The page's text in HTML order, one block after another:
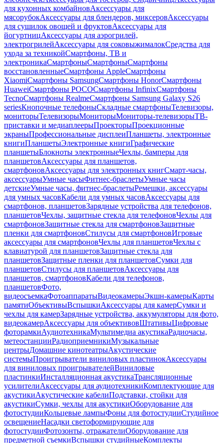
для кухонных комбайновАксессуары для
мясорубокАксессуары для блендеров, миксеровАксессуары
для сушилок овощей и фруктовАксессуары для
йогуртницАксессуары для аэрогрилей,
электрогрилейАксессуары для соковыжималокСредства для
ухода за техникойСмартфоны, ТВ и
электроникаСмартфоныСмартфоныСмартфоны
восстановленныеСмартфоны AppleСмартфоны
XiaomiСмартфоны SamsungСмартфоны HonorСмартфоны
HuaweiСмартфоны POCOСмартфоны InfinixСмартфоны
TecnoСмартфоны RealmeСмартфоны Samsung Galaxy S26
seriesКнопочные телефоныСкладные смартфоныТелевизоры,
мониторыТелевизорыМониторыМониторы-телевизорыТВ-
приставки и медиаплеерыПроекторыПроекционные
экраныПрофессиональные дисплеиПланшеты, электронные
книгиПланшетыЭлектронные книгиГрафические
планшетыБлокноты электронныеЧехлы, бамперы для
планшетовАксессуары для планшетов,
смартфоновАксессуары для электронных книгСмарт-часы,
аксессуарыУмные часыФитнес-браслетыУмные часы
детскиеУмные часы, фитнес-браслетыРемешки, аксессуары
для умных часовКабели для умных часовАксессуары для
смартфонов, планшетовЗарядные устройства для телефонов,
планшетовЧехлы, защитные стекла для телефоновЧехлы для
смартфоновЗащитные стекла для смартфоновЗащитные
пленки для смартфоновСтилусы для смартфоновИгровые
аксессуары для смартфоновЧехлы для планшетовЧехлы с
клавиатурой для планшетовЗащитные стекла для
планшетовЗащитные пленки для планшетовСумки для
планшетовСтилусы для планшетовАксессуары для
планшетов, смартфоновКабели для телефонов,
планшетовФото,
видеосъемкаФотоаппаратыВидеокамерыЭкшн-камерыКарты
памятиОбъективыВспышкиАксессуары для камерСумки и
чехлы для камерЗарядные устройства, аккумуляторы для фото,
видеокамерАксессуары для объективовШтативыЦифровые
фоторамкиАудиотехникаМультимедиа акустикаРадиочасы,
метеостанцииРадиоприемникиМузыкальные
центрыДомашние кинотеатрыАкустические
системыПроигрыватели виниловых пластинокАксессуары
для виниловых проигрывателейВиниловые
пластинкиИнсталляционная акустикаТрансляционные
усилителиАксессуары для аудиотехникиКомплектующие для
акустикиАкустические кабелиПодставки, стойки для
акустикиСумки, чехлы для акустикиОборудование для
фотостудииКольцевые лампыФоны для фотостудииСтудийное
освещениеНасадки светоформирующие для
фотостудииФотозонты, отражателиОборудование для
предметной съемкиВспышки студийныеКомплекты